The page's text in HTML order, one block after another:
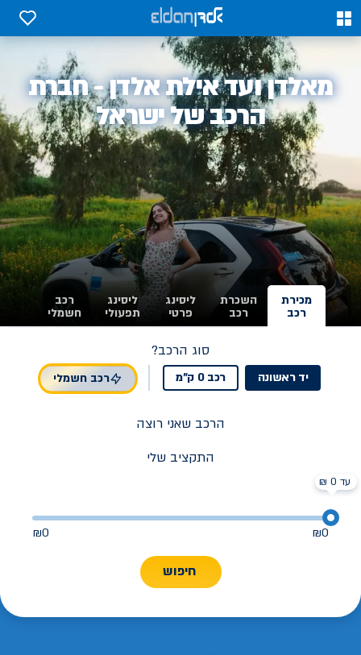
0
0
אלדן
מאלדן ועד אילת אלדן - חברת
הרכב של ישראל
מכירת
רכב
השכרת
רכב
ליסינג
פרטי
ליסינג
תפעולי
רכב
חשמלי
סוג הרכב?
יד ראשונה רכב 0 ק"מ רכב חשמלי
הרכב שאני רוצה
התקציב שלי
₪0
₪0
חיפוש
עד 0 ₪